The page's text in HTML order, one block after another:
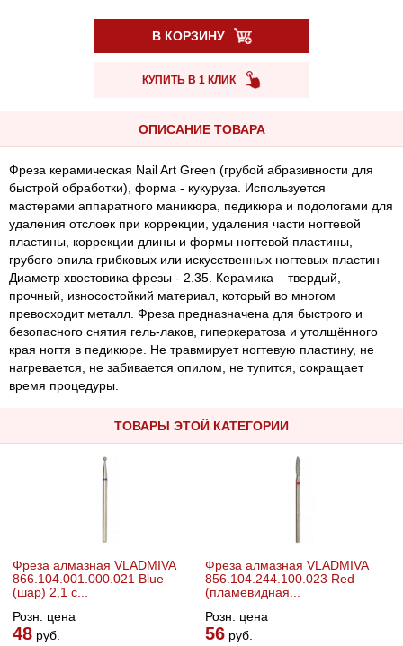
В КОРЗИНУ
КУПИТЬ В 1 КЛИК
ОПИСАНИЕ ТОВАРА
Фреза керамическая Nail Art Green (грубой абразивности для
быстрой обработки), форма - кукуруза. Используется
мастерами аппаратного маникюра, педикюра и подологами для
удаления отслоек при коррекции, удаления части ногтевой
пластины, коррекции длины и формы ногтевой пластины,
грубого опила грибковых или искусственных ногтевых пластин
Диаметр хвостовика фрезы - 2.35. Керамика – твердый,
прочный, износостойкий материал, который во многом
превосходит металл. Фреза предназначена для быстрого и
безопасного снятия гель-лаков, гиперкератоза и утолщённого
края ногтя в педикюре. Не травмирует ногтевую пластину, не
нагревается, не забивается опилом, не тупится, сокращает
время процедуры.
ТОВАРЫ ЭТОЙ КАТЕГОРИИ
Фреза алмазная VLADMIVA
866.104.001.000.021 Blue
(шар) 2,1 с...
Розн. цена
48руб.
Фреза алмазная VLADMIVA
856.104.244.100.023 Red
(пламевидная...
Розн. цена
56 руб.